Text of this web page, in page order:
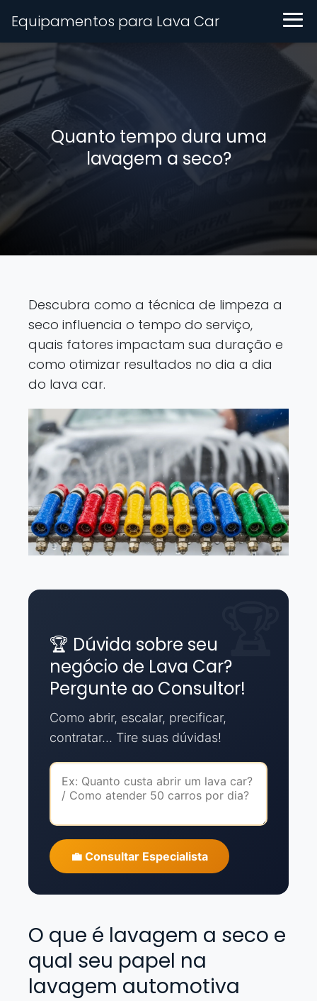
Equipamentos para Lava Car
Quanto tempo dura uma
lavagem a seco?
Descubra como a técnica de limpeza a
seco influencia o tempo do serviço,
quais fatores impactam sua duração e
como otimizar resultados no dia a dia
do lava car.
🏆 Dúvida sobre seu
negócio de Lava Car?
Pergunte ao Consultor!
Como abrir, escalar, precificar,
contratar... Tire suas dúvidas!
💼 Consultar Especialista
O que é lavagem a seco e
qual seu papel na
lavagem automotiva